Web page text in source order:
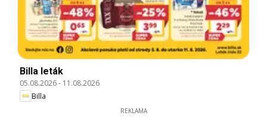
Billa leták
05.08.2026- 11.08.2026
Billa
REKLAMA